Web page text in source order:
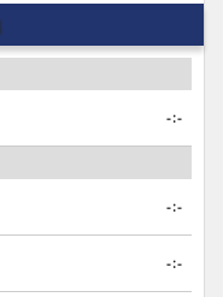
-:-
-:-
-:-